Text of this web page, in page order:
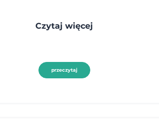
Czytaj więcej
przeczytaj